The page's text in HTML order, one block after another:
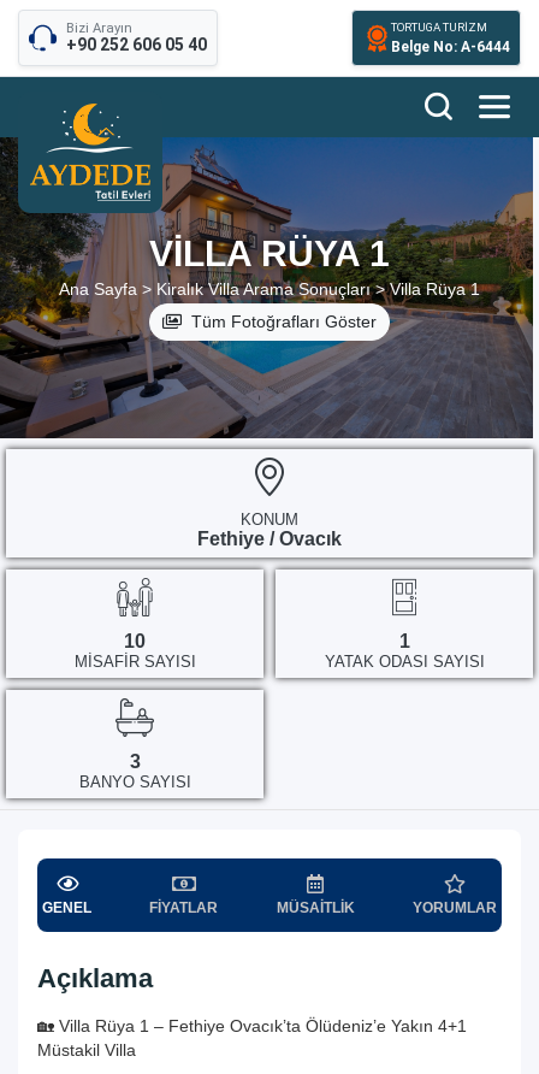
Bizi Arayın
+90 252 606 05 40
TORTUGA TURİZM
Belge No: A-6444
VILLA RÜYA 1
Ana Sayfa > Kiralık Villa Arama Sonuçları > Villa Rüya 1
Tüm Fotoğrafları Göster
KONUM
Fethiye / Ovacık
10
MISAFIR SAYISI
1
YATAK ODASI SAYISI
3
BANYO SAYISI
GENEL FIYATLAR MÜSAITLIK YORUMLAR
Açıklama
🏡 Villa Rüya 1 – Fethiye Ovacık’ta Ölüdeniz’e Yakın 4+1
Müstakil Villa